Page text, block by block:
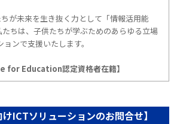
が未来を生き抜く力として「情報活用能
ちは、子供たちが学ぶためのあらゆる立場
ンで支援いたします。
for Education認定資格者在籍】
けICTソリューションのお問合せ】